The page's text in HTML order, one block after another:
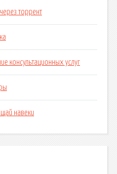
торрент
консультационных услуг
навеки